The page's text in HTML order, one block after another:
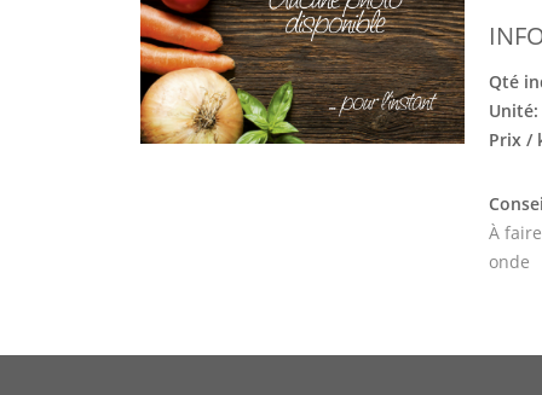
Qté
Unité:
Prix /
À
onde